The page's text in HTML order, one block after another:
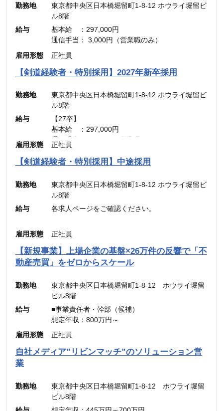
勤務地
東京都中央区日本橋堀留町1-8-12 ホウライ堀留ビ
ル8階
給与
基本給 ：297,000円
通信手当： 3,000円（営業職のみ）
———————————
合計 ：300,000円 ＋ インセンティブ
※45時間分の見込み残業代(77,700円)を含む
雇用形態 正社員
【剣道経験者・特別採用】2027年新卒採用
勤務地
東京都中央区日本橋堀留町1-8-12 ホウライ堀留ビ
ル8階
給与
【27卒】
基本給 ：297,000円
通信手当： 3,000円（営業職のみ）
———————————
合計 ：300,000円 ＋ インセンティブ
雇用形態 正社員
【剣道経験者・特別採用】中途採用
勤務地
東京都中央区日本橋堀留町1-8-12 ホウライ堀留ビ
ル8階
給与
各求人ページをご確認ください。
雇用形態 正社員
【新規事業】上場企業の基盤×26万件の反響で「不
動産売買」をゼロからスケール
勤務地
東京都中央区日本橋堀留町1-8-12 ホウライ堀留
ビル8階
給与
■事業責任者・幹部（候補）
想定年収：800万円～
月給：48万4,900円～
（固定残業代：45時間分【12万5,600円～】含
金は別途追加支給
■メンバー・リーダー
雇用形態 正社員
自社メディア”リビンマッチ”のソリューション営
業
勤務地
東京都中央区日本橋堀留町1-8-12 ホウライ堀留
ビル8階